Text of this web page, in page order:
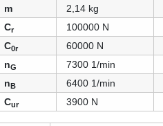
m 2,14 kg
Cr 100000 N
C0r 60000 N
nG 7300 1/min
nB 6400 1/min
Cur 3900 N